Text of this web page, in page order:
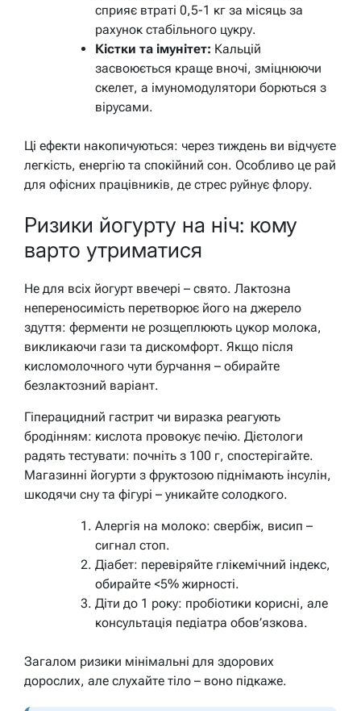
сприяє втраті 0,5-1 кг за місяць за
рахунок стабільного цукру.
Кістки та імунітет: Кальцій
засвоюється краще вночі, зміцнюючи
скелет, а імуномодулятори борються з
вірусами.
Ці ефекти накопичуються: через тиждень ви відчуєте
легкість, енергію та спокійний сон. Особливо це рай
для офісних працівників, де стрес руйнує флору.
Ризики йогурту на ніч: кому
варто утриматися
Не для всіх йогурт ввечері – свято. Лактозна
непереносимість перетворює його на джерело
здуття: ферменти не розщеплюють цукор молока,
викликаючи гази та дискомфорт. Якщо після
кисломолочного чути бурчання – обирайте
безлактозний варіант.
Гіперацидний гастрит чи виразка реагують
бродінням: кислота провокує печію. Дієтологи
радять тестувати: почніть з 100 г, спостерігайте.
Магазинні йогурти з фруктозою піднімають інсулін,
шкодячи сну та фігурі – уникайте солодкого.
Алергія на молоко: свербіж, висип –
сигнал стоп.
Діабет: перевіряйте глікемічний індекс,
обирайте <5% жирності.
Діти до 1 року: пробіотики корисні, але
консультація педіатра обов’язкова.
Загалом ризики мінімальні для здорових
дорослих, але слухайте тіло – воно підкаже.